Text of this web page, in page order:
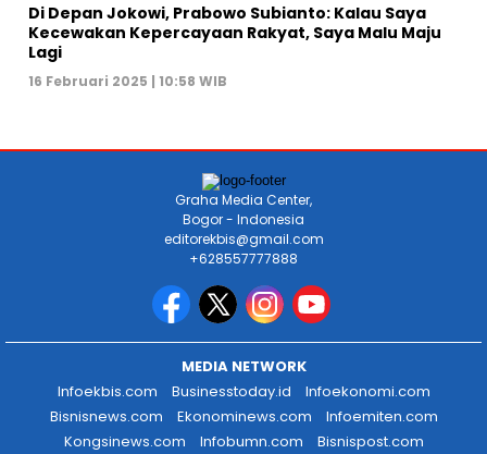
Di Depan Jokowi, Prabowo Subianto: Kalau Saya
Kecewakan Kepercayaan Rakyat, Saya Malu Maju
Lagi
16 Februari 2025 | 10:58 WIB
Graha Media Center,
Bogor - Indonesia
editorekbis@gmail.com
+628557777888
MEDIA NETWORK
Infoekbis.com
Businesstoday.id
Infoekonomi.com
Bisnisnews.com
Ekonominews.com
Infoemiten.com
Kongsinews.com
Infobumn.com
Bisnispost.com